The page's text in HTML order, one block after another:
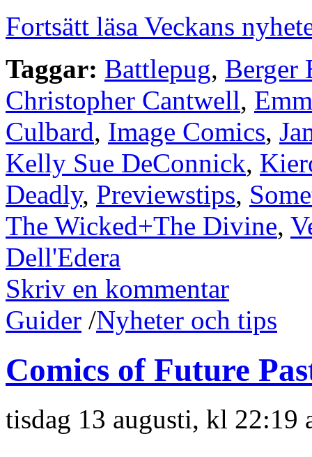
Fortsätt läsa Veckans
Taggar: Battlepug, Berger
Christopher Cantwell,
Culbard, Image Comics,
Kelly Sue DeConnick,
Deadly, Previewstips,
The Wicked+The Divine,
Dell'Edera
Skriv en kommentar
Guider /Nyheter och tips
Comics of Future
tisdag 13 augusti, kl 22:19